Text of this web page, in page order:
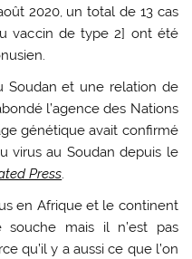
2020, un total de 13 cas
vaccin de type 2] ont été
Soudan et une relation de
l’agence des Nations
génétique avait confirmé
virus au Soudan depuis le
Press.
en Afrique et le continent
mais il n’est pas
qu’il y a aussi ce que l’on